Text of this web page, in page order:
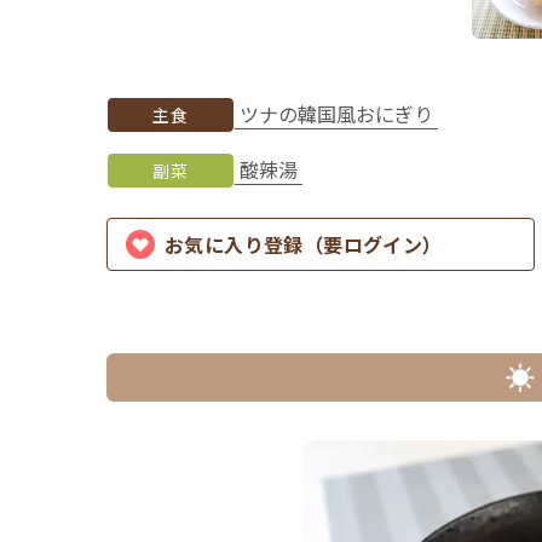
主食 ツナの韓国風おにぎり
副菜 酸辣湯
お気に入り登録（要ログイン）